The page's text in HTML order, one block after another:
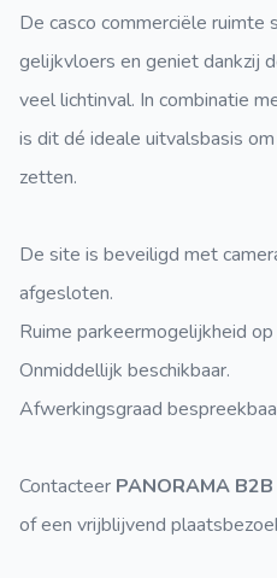
De casco commerciële ruimte
gelijkvloers en geniet dankzij
veel lichtinval. In combinatie
is dit dé ideale uitvalsbasis
zetten.
De site is beveiligd met
afgesloten.
Ruime parkeermogelijkheid
Onmiddellijk beschikbaar.
Afwerkingsgraad
Contacteer PANORAMA B2B
of een vrijblijvend